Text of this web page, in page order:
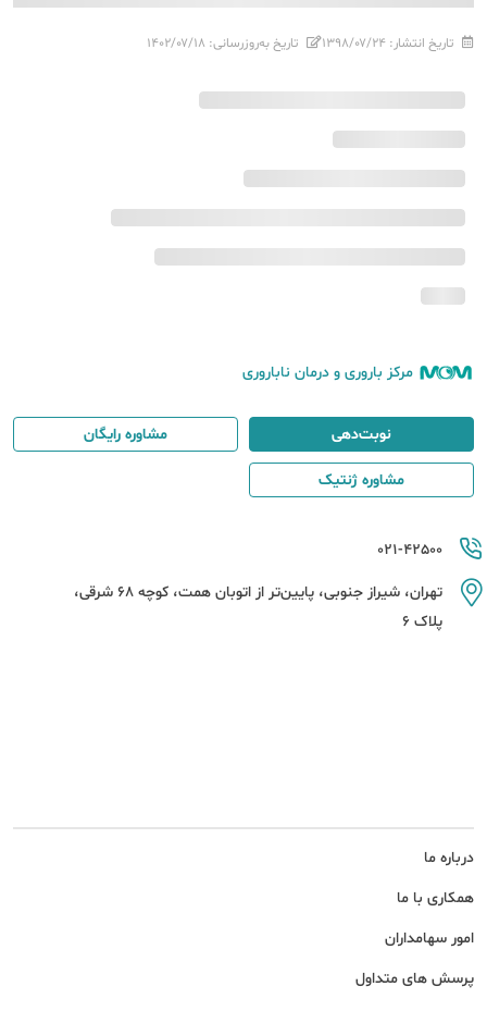
تاریخ انتشار: ۱۳۹۸/۰۷/۲۴ تاریخ به‌روزرسانی: ۱۴۰۲/۰۷/۱۸
مرکز باروری و درمان ناباروری
درباره ما
همکاری با ما
امور سهامداران
پرسش های متداول
021-42500
تهران، شیراز جنوبی، پایین‌تر از اتوبان همت، کوچه 68 شرقی،
پلاک 6
نوبت‌دهی مشاوره رایگان
مشاوره ژنتیک